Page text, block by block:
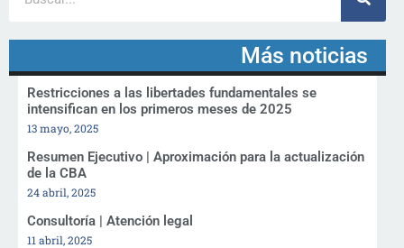
Más noticias
Restricciones a las libertades fundamentales se
intensifican en los primeros meses de 2025
13 mayo, 2025
Resumen Ejecutivo | Aproximación para la actualización
de la CBA
24 abril, 2025
Consultoría | Atención legal
11 abril, 2025